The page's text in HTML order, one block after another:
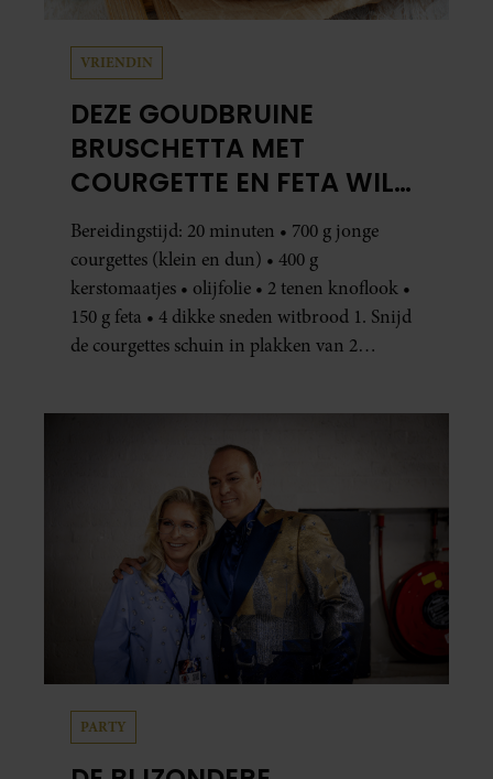
VRIENDIN
DEZE GOUDBRUINE
BRUSCHETTA MET
COURGETTE EN FETA WIL
JE METEEN MAKEN
Bereidingstijd: 20 minuten • 700 g jonge
courgettes (klein en dun) • 400 g
kerstomaatjes • olijfolie • 2 tenen knoflook •
150 g feta • 4 dikke sneden witbrood 1. Snijd
de courgettes schuin in plakken van 2
PARTY